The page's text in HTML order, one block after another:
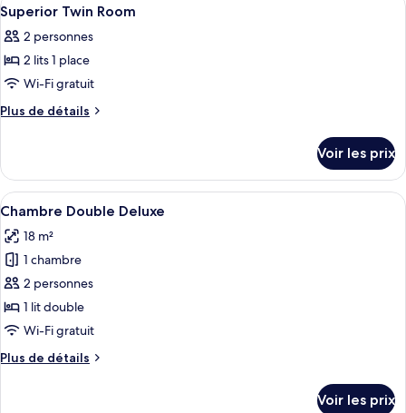
Twin
Room
de
chambre
Standard
Twin
toutes
les
photos
pour
ce
chambre :
Superior
Twin
Room
6
Superior Twin Room
2 personnes
2 lits 1 place
Wi-Fi gratuit
Plus de détails
Plus
le
type
de
Superior
Twin
Room
Voir les prix
Afficher
toutes
les
photos
pour
ce
type
chambre :
Une chambre d’hôtel avec un lit, un
14
Chambre Double Deluxe
18 m²
1 chambre
2 personnes
1 lit double
Wi-Fi gratuit
Plus de détails
Plus
Voir les prix